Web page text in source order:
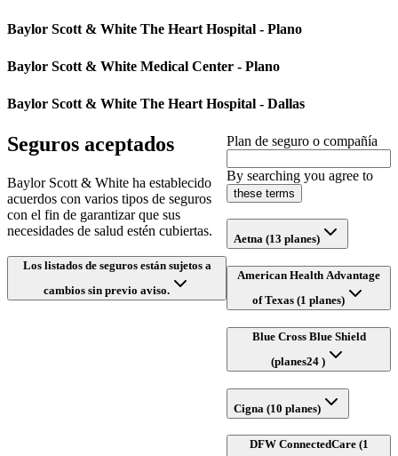
Baylor Scott & White The Heart Hospital - Plano
Baylor Scott & White Medical Center - Plano
Baylor Scott & White The Heart Hospital - Dallas
Seguros aceptados
Baylor Scott & White ha establecido
acuerdos con varios tipos de seguros
con el fin de garantizar que sus
necesidades de salud estén cubiertas.
Los listados de seguros están sujetos a
cambios sin previo aviso.
Plan de seguro o compañía
By searching you agree to
these terms
Aetna (13 planes)
American Health Advantage
of Texas (1 planes)
Blue Cross Blue Shield
(planes24 )
Cigna (10 planes)
DFW ConnectedCare (1